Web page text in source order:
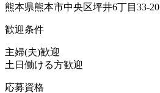
熊本県熊本市中央区坪井6丁目33-20
歓迎条件
主婦(夫)歓迎
土日働ける方歓迎
応募資格